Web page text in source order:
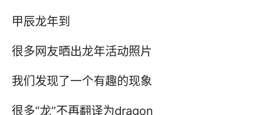
甲辰龙年到
很多网友晒出龙年活动照片
我们发现了一个有趣的现象
很多“龙”不再翻译为dragon